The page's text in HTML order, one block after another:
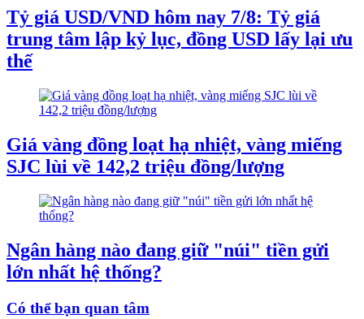
Tỷ giá USD/VND hôm nay 7/8: Tỷ giá
trung tâm lập kỷ lục, đồng USD lấy lại ưu
thế
Giá vàng đồng loạt hạ nhiệt, vàng miếng
SJC lùi về 142,2 triệu đồng/lượng
Ngân hàng nào đang giữ "núi" tiền gửi
lớn nhất hệ thống?
Có thể bạn quan tâm